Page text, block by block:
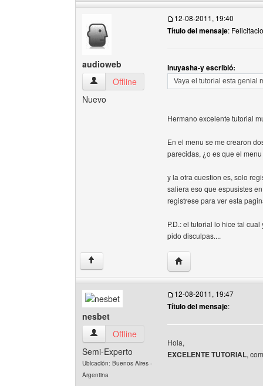
audioweb
audioweb Ver perfil del usuario
Offline
Nuevo
12-08-2011, 19:40
Título del mensaje:
inuyasha-y escribió:
Vaya el tutorial esta genial
Hermano excelente tutorial
En el menu se me crearon
parecidas, ¿o es que el
y la otra cuestion es, solo
saliera eso que espusistes
registrese para ver esta
P.D.: el tutorial lo hice tal
pido disculpas....
↑ Visitar sitio web del
nesbet
nesbet Ver perfil del usuario
Offline
Semi-Experto
Ubicación: Buenos Aires -
Argentina
12-08-2011, 19:47
Título del mensaje:
Hola,
EXCELENTE TUTORIAL,